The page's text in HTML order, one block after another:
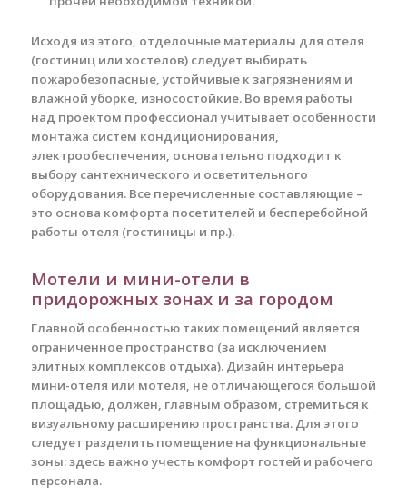
Исходя из этого, отделочные материалы для отеля
(гостиниц или хостелов) следует выбирать
пожаробезопасные, устойчивые к загрязнениям и
влажной уборке, износостойкие. Во время работы
над проектом профессионал учитывает особенности
монтажа систем кондиционирования,
электрообеспечения, основательно подходит к
выбору сантехнического и осветительного
оборудования. Все перечисленные составляющие –
это основа комфорта посетителей и бесперебойной
работы отеля (гостиницы и пр.).
Мотели и мини-отели в
придорожных зонах и за городом
Главной особенностью таких помещений является
ограниченное пространство (за исключением
элитных комплексов отдыха). Дизайн интерьера
мини-отеля или мотеля, не отличающегося большой
площадью, должен, главным образом, стремиться к
визуальному расширению пространства. Для этого
следует разделить помещение на функциональные
зоны: здесь важно учесть комфорт гостей и рабочего
персонала.